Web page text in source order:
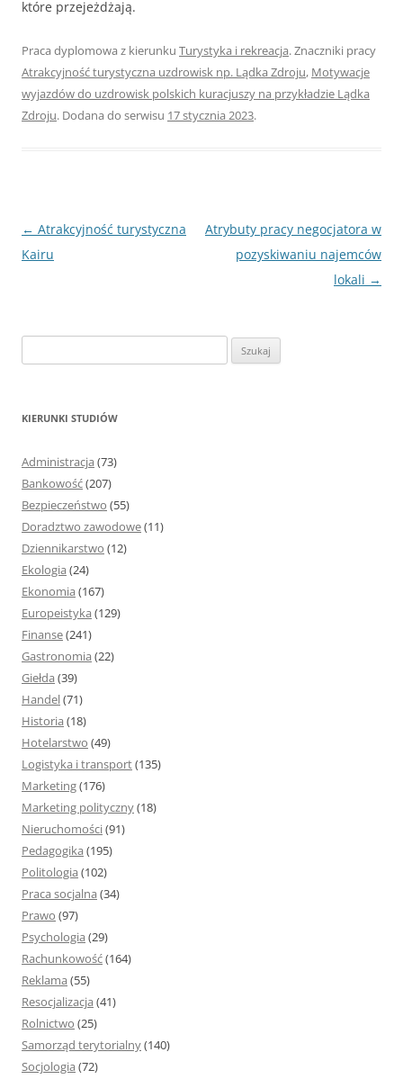
które przejeżdżają.
Praca dyplomowa z kierunku Turystyka i rekreacja. Znaczniki pracy
Atrakcyjność turystyczna uzdrowisk np. Lądka Zdroju, Motywacje
wyjazdów do uzdrowisk polskich kuracjuszy na przykładzie Lądka
Zdroju. Dodana do serwisu 17 stycznia 2023.
Nawigacja
wpisu
← Atrakcyjność turystyczna
Kairu
Atrybuty pracy negocjatora w
pozyskiwaniu najemców
lokali →
z
KIERUNKI STUDIÓW
Administracja (73)
Bankowość(207)
Bezpieczeństwo (55)
Doradztwo zawodowe(11)
Dziennikarstwo (12)
Ekologia (24)
Ekonomia (167)
Europeistyka (129)
Finanse(241)
Gastronomia (22)
Giełda (39)
Handel(71)
Historia (18)
Hotelarstwo (49)
Logistyka i transport(135)
Marketing(176)
Marketing polityczny(18)
Nieruchomości(91)
Pedagogika (195)
Politologia (102)
Praca socjalna (34)
Prawo (97)
Psychologia (29)
Rachunkowość(164)
Reklama (55)
Resocjalizacja (41)
Rolnictwo (25)
Samorząd terytorialny(140)
Socjologia (72)